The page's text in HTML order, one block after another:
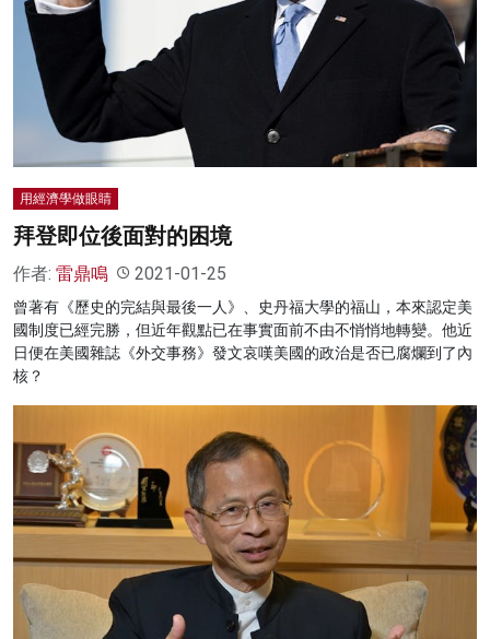
名家榜
灼見活動
關於我們
用經濟學做眼睛
拜登即位後面對的困境
作者: 雷鼎鳴 2021-01-25
曾著有《歷史的完結與最後一人》、史丹福大學的福山，本來認定美
國制度已經完勝，但近年觀點已在事實面前不由不悄悄地轉變。他近
日便在美國雜誌《外交事務》發文哀嘆美國的政治是否已腐爛到了內
核？